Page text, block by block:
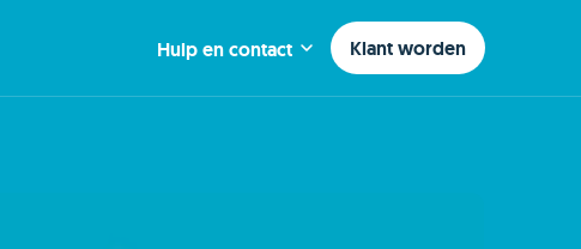
Hulp en contact Klant worden